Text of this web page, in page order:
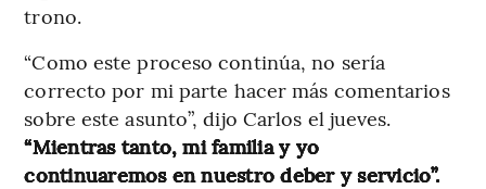
trono.
“Como este proceso continúa, no sería
correcto por mi parte hacer más comentarios
sobre este asunto”, dijo Carlos el jueves.
“Mientras tanto, mi familia y yo
continuaremos en nuestro deber y servicio”.